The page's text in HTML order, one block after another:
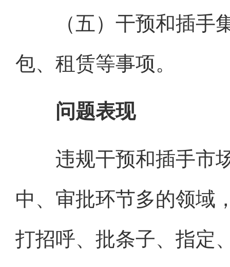
（五）干预和插手集
包、租赁等事项。
问题表现
违规干预和插手市场
中、审批环节多的领域
打招呼、批条子、指定